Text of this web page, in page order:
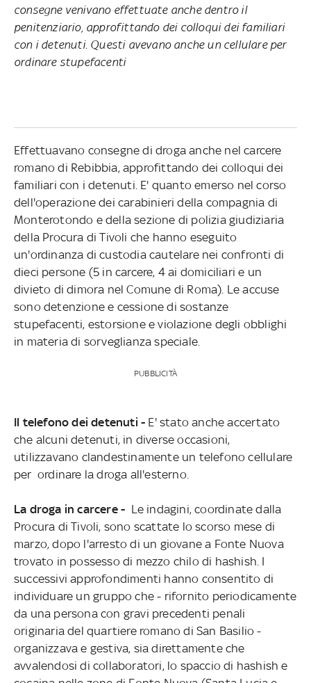
consegne venivano effettuate anche dentro il
penitenziario, approfittando dei colloqui dei familiari
con i detenuti. Questi avevano anche un cellulare per
ordinare stupefacenti
Effettuavano consegne di droga anche nel carcere
romano di Rebibbia, approfittando dei colloqui dei
familiari con i detenuti. E' quanto emerso nel corso
dell'operazione dei carabinieri della compagnia di
Monterotondo e della sezione di polizia giudiziaria
della Procura di Tivoli che hanno eseguito
un'ordinanza di custodia cautelare nei confronti di
dieci persone (5 in carcere, 4 ai domiciliari e un
divieto di dimora nel Comune di Roma). Le accuse
sono detenzione e cessione di sostanze
stupefacenti, estorsione e violazione degli obblighi
in materia di sorveglianza speciale.
PUBBLICITÀ
Il telefono dei detenuti - E' stato anche accertato
che alcuni detenuti, in diverse occasioni,
utilizzavano clandestinamente un telefono cellulare
per ordinare la droga all'esterno.
La droga in carcere - Le indagini, coordinate dalla
Procura di Tivoli, sono scattate lo scorso mese di
marzo, dopo l'arresto di un giovane a Fonte Nuova
trovato in possesso di mezzo chilo di hashish. I
successivi approfondimenti hanno consentito di
individuare un gruppo che - rifornito periodicamente
da una persona con gravi precedenti penali
originaria del quartiere romano di San Basilio -
organizzava e gestiva, sia direttamente che
avvalendosi di collaboratori, lo spaccio di hashish e